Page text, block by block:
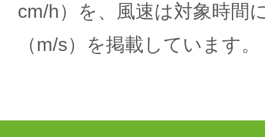
cm/h）を、風速は対象時間
（m/s）を掲載しています。